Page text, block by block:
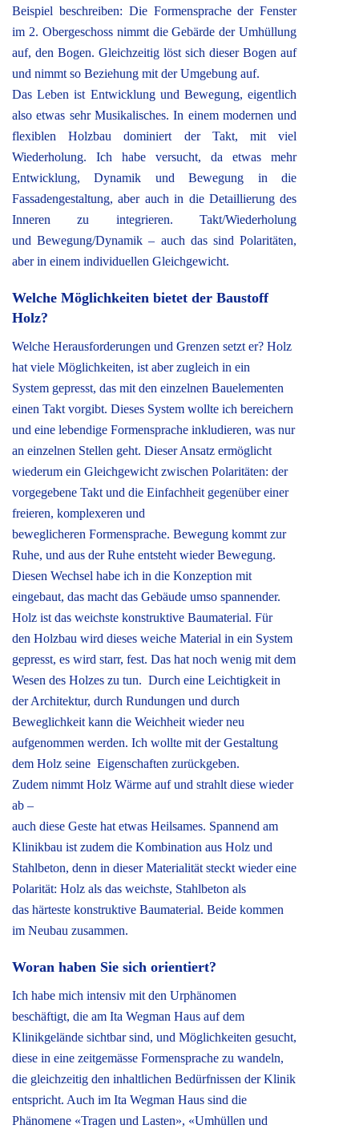
Beispiel beschreiben: Die Formensprache der Fenster
im 2. Obergeschoss nimmt die Gebärde der Umhüllung
auf, den Bogen. Gleichzeitig löst sich dieser Bogen auf
und nimmt so Beziehung mit der Umgebung auf.
Das Leben ist Entwicklung und Bewegung, eigentlich
also etwas sehr Musikalisches. In einem modernen und
flexiblen Holzbau dominiert der Takt, mit viel
Wiederholung. Ich habe versucht, da etwas mehr
Entwicklung, Dynamik und Bewegung in die
Fassadengestaltung, aber auch in die Detaillierung des
Inneren zu integrieren. Takt/Wiederholung
und Bewegung/Dynamik – auch das sind Polaritäten,
aber in einem individuellen Gleichgewicht.
Welche Möglichkeiten bietet der Baustoff
Holz?
Welche Herausforderungen und Grenzen setzt er? Holz
hat viele Möglichkeiten, ist aber zugleich in ein
System gepresst, das mit den einzelnen Bauelementen
einen Takt vorgibt. Dieses System wollte ich bereichern
und eine lebendige Formensprache inkludieren, was nur
an einzelnen Stellen geht. Dieser Ansatz ermöglicht
wiederum ein Gleichgewicht zwischen Polaritäten: der
vorgegebene Takt und die Einfachheit gegenüber einer
freieren, komplexeren und
beweglicheren Formensprache. Bewegung kommt zur
Ruhe, und aus der Ruhe entsteht wieder Bewegung.
Diesen Wechsel habe ich in die Konzeption mit
eingebaut, das macht das Gebäude umso spannender.
Holz ist das weichste konstruktive Baumaterial. Für
den Holzbau wird dieses weiche Material in ein System
gepresst, es wird starr, fest. Das hat noch wenig mit dem
Wesen des Holzes zu tun. Durch eine Leichtigkeit in
der Architektur, durch Rundungen und durch
Beweglichkeit kann die Weichheit wieder neu
aufgenommen werden. Ich wollte mit der Gestaltung
dem Holz seine Eigenschaften zurückgeben.
Zudem nimmt Holz Wärme auf und strahlt diese wieder
ab –
auch diese Geste hat etwas Heilsames. Spannend am
Klinikbau ist zudem die Kombination aus Holz und
Stahlbeton, denn in dieser Materialität steckt wieder eine
Polarität: Holz als das weichste, Stahlbeton als
das härteste konstruktive Baumaterial. Beide kommen
im Neubau zusammen.
Woran haben Sie sich orientiert?
Ich habe mich intensiv mit den Urphänomen
beschäftigt, die am Ita Wegman Haus auf dem
Klinikgelände sichtbar sind, und Möglichkeiten gesucht,
diese in eine zeitgemässe Formensprache zu wandeln,
die gleichzeitig den inhaltlichen Bedürfnissen der Klinik
entspricht. Auch im Ita Wegman Haus sind die
Phänomene «Tragen und Lasten», «Umhüllen und